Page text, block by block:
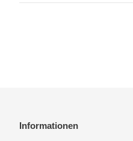
Informationen